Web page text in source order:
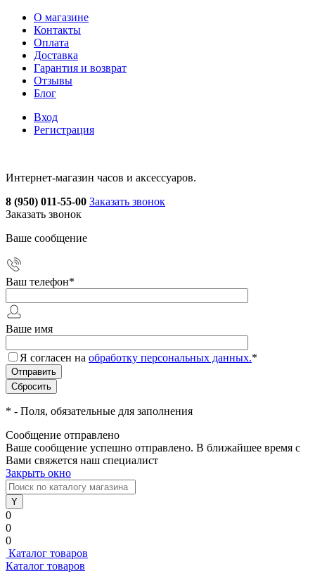
О магазине
Контакты
Оплата
Доставка
Гарантия и возврат
Отзывы
Блог
Вход
Регистрация
Интернет-магазин часов и аксессуаров.
8 (950) 011-55-00 Заказать звонок
Заказать звонок
Ваше сообщение
Ваш телефон*
Ваше имя
Я согласен на обработку персональных данных.*
* - Поля, обязательные для заполнения
Сообщение отправлено
Ваше сообщение успешно отправлено. В ближайшее время с
Вами свяжется наш специалист
Закрыть окно
0
0
0
Каталог товаров
Каталог товаров